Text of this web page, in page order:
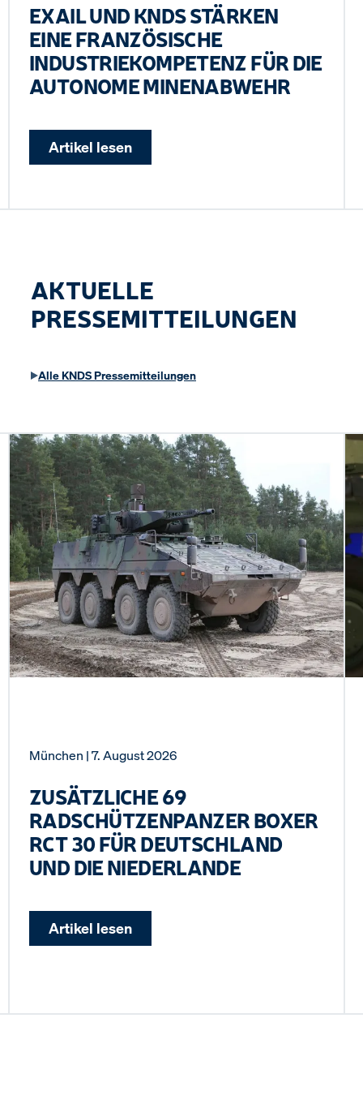
EXAIL UND KNDS STÄRKEN
EINE FRANZÖSISCHE
INDUSTRIEKOMPETENZ FÜR DIE
AUTONOME MINENABWEHR
Artikel lesen
AKTUELLE
PRESSEMITTEILUNGEN
Alle KNDS Pressemitteilungen
München | 7. August 2026
ZUSÄTZLICHE 69
RADSCHÜTZENPANZER BOXER
RCT 30 FÜR DEUTSCHLAND
UND DIE NIEDERLANDE
Artikel lesen